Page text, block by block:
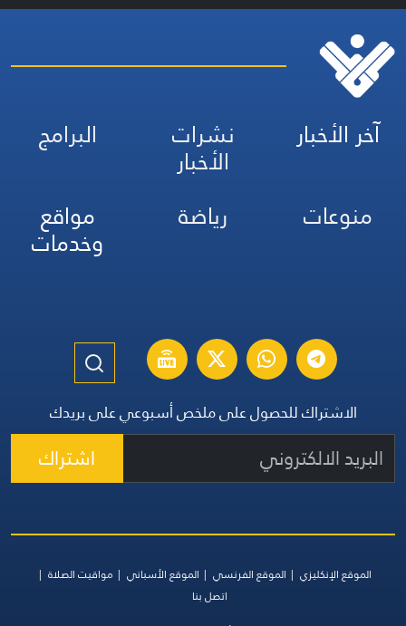
آخر الأخبار نشرات
الأخبار
البرامج
منوعات
رياضة مواقع
وخدمات
الاشتراك للحصول على ملخص أسبوعي على بريدك
اشتراك
الموقع الإنكليزي الموقع الفرنسي الموقع الأسباني
مواقيت الصلاة
اتصل بنا